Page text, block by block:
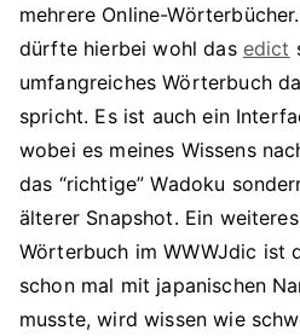
mehrere Online-
dürfte hierbei wohl das edict
umfangreiches Wörterbuch
spricht. Es ist auch ein
wobei es meines Wissens
das “richtige” Wadoku
älterer Snapshot. Ein
Wörterbuch im WWWJdic ist
schon mal mit japanischen
musste, wird wissen wie